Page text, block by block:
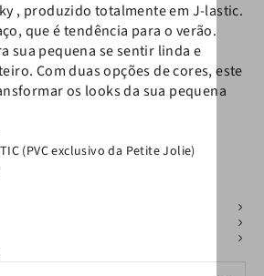
, produzido totalmente em J-lastic.
que é tendência para o verão.
sua pequena se sentir linda e
Com duas opções de cores, este
os looks da sua pequena
(PVC exclusivo da Petite Jolie)